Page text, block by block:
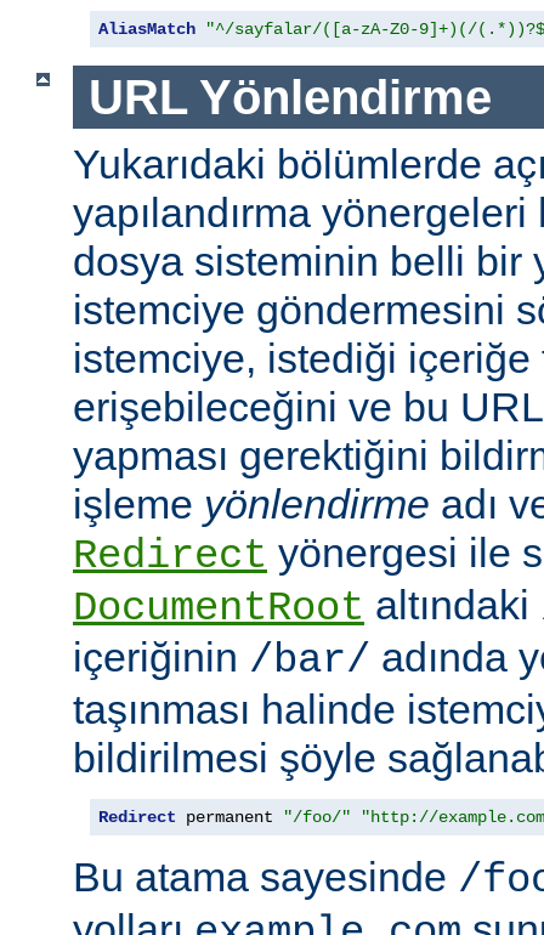
AliasMatch "^/sayfalar/([a-zA-Z0-9]+)(/
URL Yönlendirme
Yukarıdaki bölümlerde
yapılandırma yönergeleri
dosya sisteminin belli bir
istemciye göndermesini
istemciye, istediği içeriğe
erişebileceğini ve bu
yapması gerektiğini
işleme yönlendirme adı
Redirect yönergesi ile
DocumentRoot altındaki
içeriğinin /bar/ adında
taşınması halinde
bildirilmesi şöyle
Redirect permanent "/foo/" "http://
Bu atama sayesinde /